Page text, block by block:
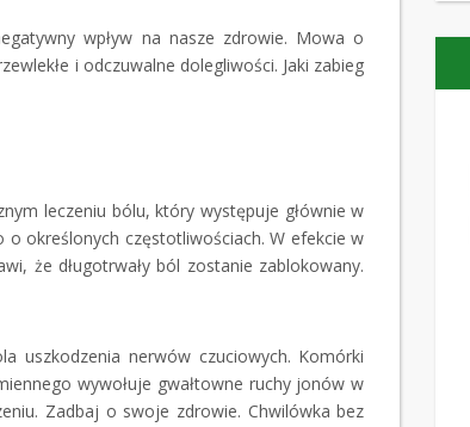
wpływ na nasze zdrowie. Mowa o
i odczuwalne dolegliwości. Jaki zabieg
leczeniu bólu, który występuje głównie w
o określonych częstotliwościach. W efekcie w
że długotrwały ból zostanie zablokowany.
uszkodzenia nerwów czuciowych. Komórki
wywołuje gwałtowne ruchy jonów w
Zadbaj o swoje zdrowie. Chwilówka bez